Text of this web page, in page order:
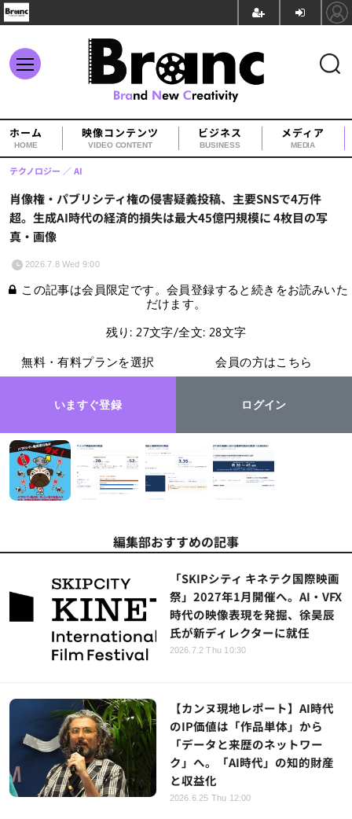
ホーム
HOME
映像コンテンツ
VIDEO CONTENT
ビジネス
BUSINESS
メディア
MEDIA
肖像権・パブリシティ権の侵害疑義投稿、主要SNSで4万件
超。生成AI時代の経済的損失は最大45億円規模に 4枚目の写
真・画像
テクノロジー AI
2026.7.8 Wed 9:00
この記事は会員限定です。会員登録すると続きをお読みいた
だけます。
残り: 27文字/全文: 28文字
無料・有料プランを選択
いますぐ登録
会員の方はこちら
ログイン
編集部おすすめの記事
「SKIPシティ キネテク国際映画
祭」2027年1月開催へ。AI・VFX
時代の映像表現を発掘、徐昊辰
氏が新ディレクターに就任
2026.7.2 Thu 10:30
【カンヌ現地レポート】AI時代
のIP価値は「作品単体」から
「データと来歴のネットワー
ク」へ。「AI時代」の知的財産
と収益化
2026.6.25 Thu 12:00